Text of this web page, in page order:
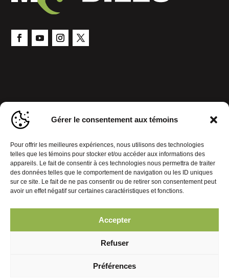
Gérer le consentement aux témoins
Pour offrir les meilleures expériences, nous utilisons des technologies
telles que les témoins pour stocker et/ou accéder aux informations des
appareils. Le fait de consentir à ces technologies nous permettra de traiter
des données telles que le comportement de navigation ou les ID uniques
sur ce site. Le fait de ne pas consentir ou de retirer son consentement peut
avoir un effet négatif sur certaines caractéristiques et fonctions.
Accepter
Refuser
Préférences